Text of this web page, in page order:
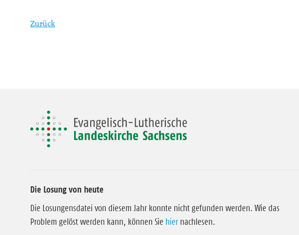
Zurück
Die Losung von heute
Die Losungensdatei von diesem Jahr konnte nicht gefunden werden. Wie das
Problem gelöst werden kann, können Sie hier nachlesen.